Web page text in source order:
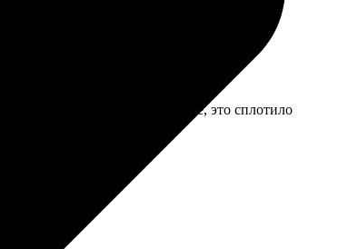
в их онлайн-редакторе, это сплотило